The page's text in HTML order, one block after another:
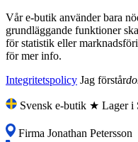
Vår e-butik använder bara
grundläggande funktioner
för statistik eller
för mer info.
Integritetspolicy Jag förstår
Svensk e-butik ★ Lager
Firma Jonathan Petersson